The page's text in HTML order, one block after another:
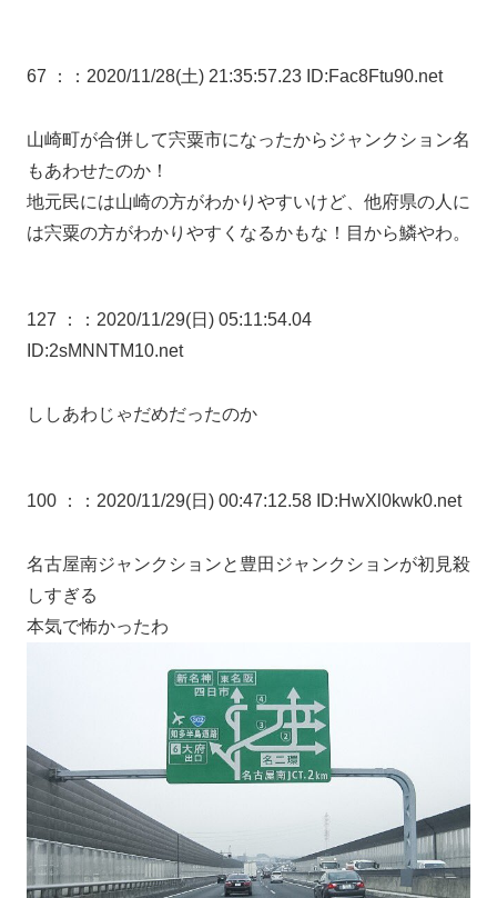
67 ： ：2020/11/28(土) 21:35:57.23 ID:Fac8Ftu90.net
山崎町が合併して宍粟市になったからジャンクション名
もあわせたのか！
地元民には山崎の方がわかりやすいけど、他府県の人に
は宍粟の方がわかりやすくなるかもな！目から鱗やわ。
127 ：
：2020/11/29(日) 05:11:54.04
ID:2sMNNTM10.net
ししあわじゃだめだったのか
100 ： ：2020/11/29(日) 00:47:12.58 ID:HwXl0kwk0.net
名古屋南ジャンクションと豊田ジャンクションが初見殺
しすぎる
本気で怖かったわ